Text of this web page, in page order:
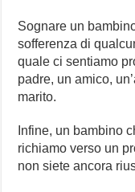
Sognare un
sofferenza di
quale ci sentiamo
padre, un amico,
marito.
Infine, un bambino
richiamo verso un
non siete ancora